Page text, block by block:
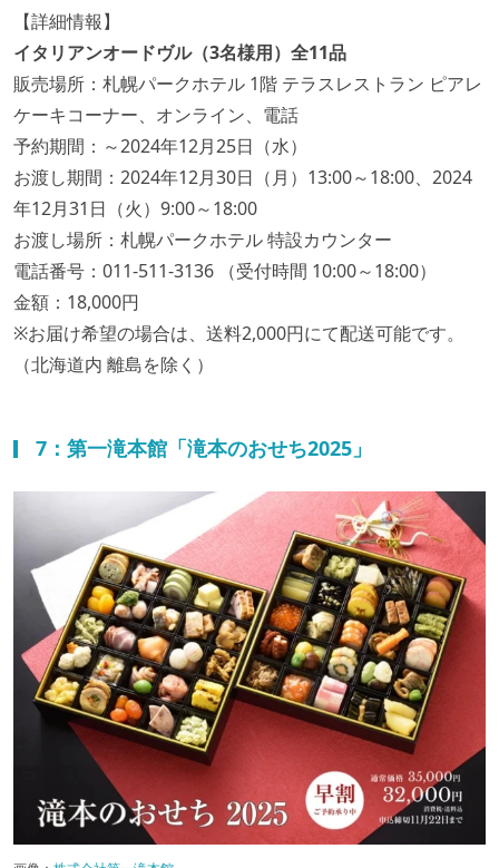
【詳細情報】
イタリアンオードヴル（3名様用）全11品
販売場所：札幌パークホテル 1階 テラスレストラン ピアレ
ケーキコーナー、オンライン、電話
予約期間：～2024年12月25日（水）
お渡し期間：2024年12月30日（月）13:00～18:00、2024
年12月31日（火）9:00～18:00
お渡し場所：札幌パークホテル 特設カウンター
電話番号：011-511-3136 （受付時間 10:00～18:00）
金額：18,000円
※お届け希望の場合は、送料2,000円にて配送可能です。
（北海道内 離島を除く）
7：第一滝本館「滝本のおせち2025」